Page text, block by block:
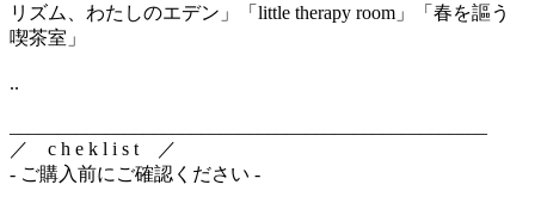
リズム、わたしのエデン」「little therapy room」「春を謳う
喫茶室」
..
／ c h e k l i s t ／
- ご購入前にご確認ください -